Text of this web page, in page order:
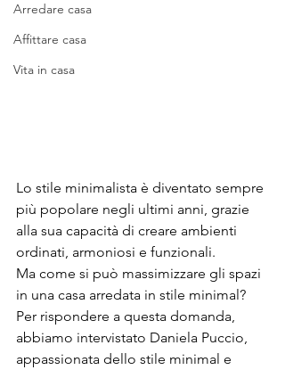
Arredare casa
Affittare casa
Vita in casa
Lo stile minimalista è diventato sempre
più popolare negli ultimi anni, grazie
alla sua capacità di creare ambienti
ordinati, armoniosi e funzionali.
Ma come si può massimizzare gli spazi
in una casa arredata in stile minimal?
Per rispondere a questa domanda,
abbiamo intervistato Daniela Puccio,
appassionata dello stile minimal e